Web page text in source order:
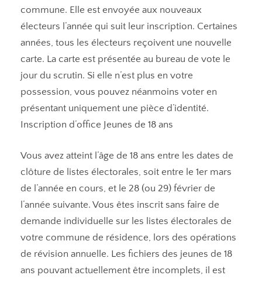
commune. Elle est envoyée aux nouveaux
électeurs l’année qui suit leur inscription. Certaines
années, tous les électeurs reçoivent une nouvelle
carte. La carte est présentée au bureau de vote le
jour du scrutin. Si elle n’est plus en votre
possession, vous pouvez néanmoins voter en
présentant uniquement une pièce d’identité.
Inscription d’office Jeunes de 18 ans
Vous avez atteint l’âge de 18 ans entre les dates de
clôture de listes électorales, soit entre le 1er mars
de l’année en cours, et le 28 (ou 29) février de
l’année suivante. Vous êtes inscrit sans faire de
demande individuelle sur les listes électorales de
votre commune de résidence, lors des opérations
de révision annuelle. Les fichiers des jeunes de 18
ans pouvant actuellement être incomplets, il est